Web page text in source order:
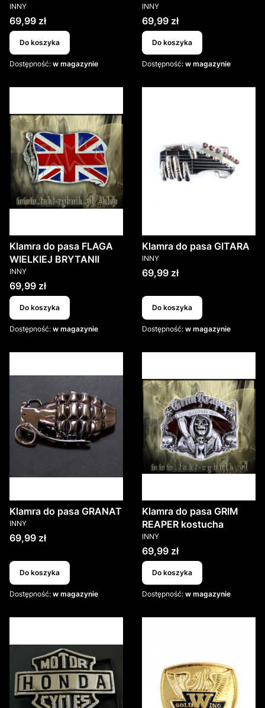
PRODUCENT
INNY
Cena
69,99 zł
Do koszyka
Dostępność: w magazynie
PRODUCENT
INNY
Cena
69,99 zł
Do koszyka
Dostępność: w magazynie
Klamra do pasa FLAGA
WIELKIEJ BRYTANII
PRODUCENT
INNY
Cena
69,99 zł
Do koszyka
Dostępność: w magazynie
Klamra do pasa GITARA
PRODUCENT
INNY
Cena
69,99 zł
Do koszyka
Dostępność: w magazynie
Klamra do pasa GRANAT
PRODUCENT
INNY
Cena
69,99 zł
Do koszyka
Dostępność: w magazynie
Klamra do pasa GRIM
REAPER kostucha
PRODUCENT
INNY
Cena
69,99 zł
Do koszyka
Dostępność: w magazynie